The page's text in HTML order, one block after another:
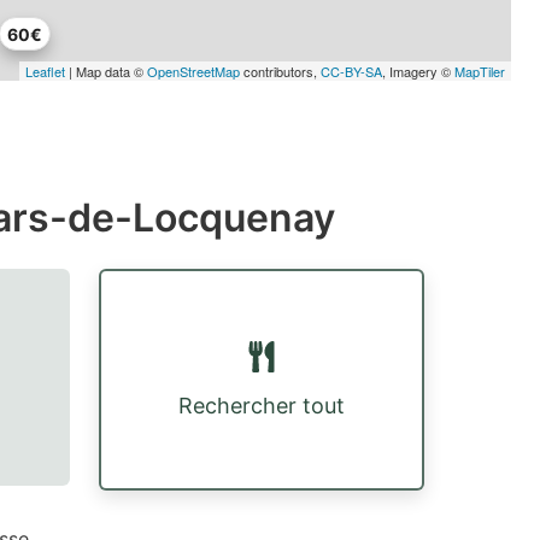
60€
Leaflet | Map data ©OpenStreetMapcontributors, CC-BY-SA, Imagery ©MapTiler
de-Locquenay
Rechercher tout